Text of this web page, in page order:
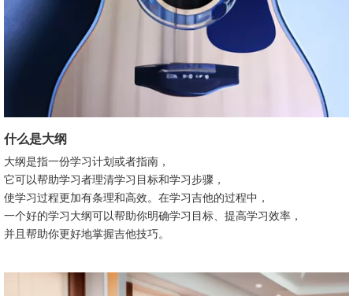
什么是大纲
大纲是指一份学习计划或者指南，
它可以帮助学习者理清学习目标和学习步骤，
使学习过程更加有条理和高效。在学习吉他的过程中，
一个好的学习大纲可以帮助你明确学习目标、提高学习效率，
并且帮助你更好地掌握吉他技巧。